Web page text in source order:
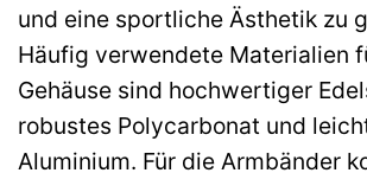
und eine sportliche Ästhetik zu
Häufig verwendete Materialien
Gehäuse sind hochwertiger
robustes Polycarbonat und
Aluminium. Für die Armbänder